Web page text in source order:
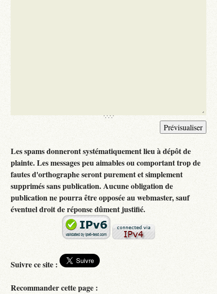
Les spams donneront systématiquement lieu à dépôt de
plainte. Les messages peu aimables ou comportant trop de
fautes d'orthographe seront purement et simplement
supprimés sans publication. Aucune obligation de
publication ne pourra être opposée au webmaster, sauf
éventuel droit de réponse dûment justifié.
Suivre ce site :
Recommander cette page :